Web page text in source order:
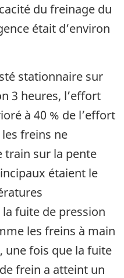
du freinage du
était d’environ
stationnaire sur
3 heures, l’effort
à 40 % de l’effort
freins ne
train sur la pente
étaient le
fuite de pression
les freins à main
une fois que la fuite
frein a atteint un